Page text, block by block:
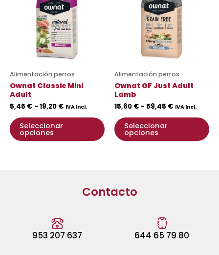
Alimentación perros
Ownat Classic Mini
Adult
5,45 € - 19,20 €
5,45 €
hasta
19,20 €
IVA Incl.
Seleccionar
opciones
elegir
página
de
producto
Alimentación perros
Ownat GF Just Adult
Lamb
15,60 € - 59,45 €
15,60 €
hasta
59,45 €
IVA Incl.
Seleccionar
opciones
de
Contacto
953 207 637 644 65 79 80